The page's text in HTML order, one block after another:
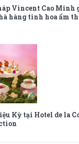
Vincent Cao Minh
hàng tinh hoa ẩm
Kỳ tại Hotel de la